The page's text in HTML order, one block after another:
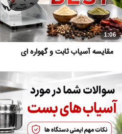
1:06
مقایسه آسیاب ثابت و گهواره ای